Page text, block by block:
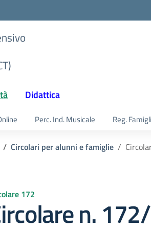
Didattica
Perc. Ind. Musicale Reg.
Circolari per alunni e famiglie
172
n.